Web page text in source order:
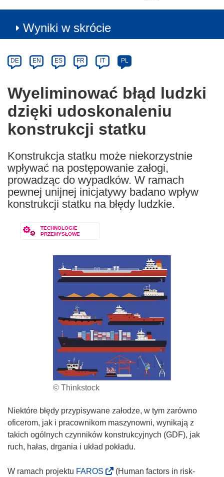
Wyniki w skrócie
Category
Article
available
the
following
languages:
DE EN ES FR IT PL
Wyeliminować błąd ludzki
dzięki udoskonaleniu
konstrukcji statku
Konstrukcja statku może niekorzystnie
wpływać na postępowanie załogi,
prowadząc do wypadków. W ramach
pewnej unijnej inicjatywy badano wpływ
konstrukcji statku na błędy ludzkie.
TECHNOLOGIE
PRZEMYSŁOWE
© Thinkstock
Niektóre błędy przypisywane załodze, w tym zarówno
oficerom, jak i pracownikom maszynowni, wynikają z
takich ogólnych czynników konstrukcyjnych (GDF), jak
ruch, hałas, drgania i układ pokładu.
W ramach projektu FAROS
(Human factors in risk-